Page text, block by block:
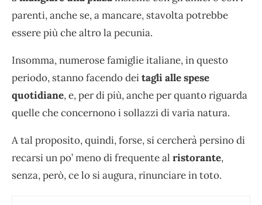
parenti, anche se, a mancare, stavolta potrebbe
essere più che altro la pecunia.
Insomma, numerose famiglie italiane, in questo
periodo, stanno facendo deitagli alle spese
quotidiane, e, per di più, anche per quanto riguarda
quelle che concernono i sollazzi di varia natura.
A tal proposito, quindi, forse, si cercherà persino di
recarsi un po’ meno di frequente al ristorante,
senza, però, ce lo si augura, rinunciare in toto.